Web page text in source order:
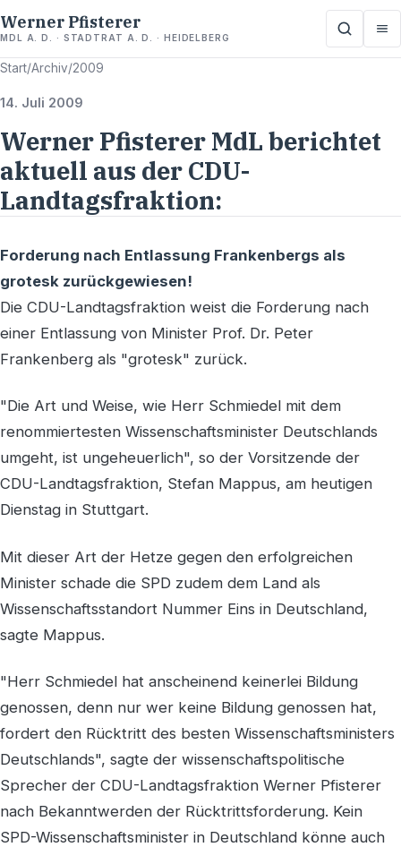
Werner Pfisterer
MDL A. D. · STADTRAT A. D. · HEIDELBERG
Start/Archiv/2009
14. Juli 2009
Werner Pfisterer MdL berichtet
aktuell aus der CDU-
Landtagsfraktion:
Forderung nach Entlassung Frankenbergs als
grotesk zurückgewiesen!
Die CDU-Landtagsfraktion weist die Forderung nach
einer Entlassung von Minister Prof. Dr. Peter
Frankenberg als "grotesk" zurück.
"Die Art und Weise, wie Herr Schmiedel mit dem
renommiertesten Wissenschaftsminister Deutschlands
umgeht, ist ungeheuerlich", so der Vorsitzende der
CDU-Landtagsfraktion, Stefan Mappus, am heutigen
Dienstag in Stuttgart.
Mit dieser Art der Hetze gegen den erfolgreichen
Minister schade die SPD zudem dem Land als
Wissenschaftsstandort Nummer Eins in Deutschland,
sagte Mappus.
"Herr Schmiedel hat anscheinend keinerlei Bildung
genossen, denn nur wer keine Bildung genossen hat,
fordert den Rücktritt des besten Wissenschaftsministers
Deutschlands", sagte der wissenschaftspolitische
Sprecher der CDU-Landtagsfraktion Werner Pfisterer
nach Bekanntwerden der Rücktrittsforderung. Kein
SPD-Wissenschaftsminister in Deutschland könne auch